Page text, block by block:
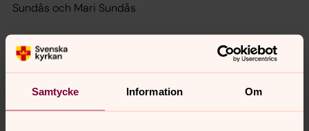
Samtycke Information Om
Sundås och Mari Sundås
Synpunkter eller frågor på sidans
innehåll?
karlshamn.forsamling@svenskakyrkan.se